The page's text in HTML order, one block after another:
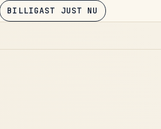
BILLIGAST JUST NU